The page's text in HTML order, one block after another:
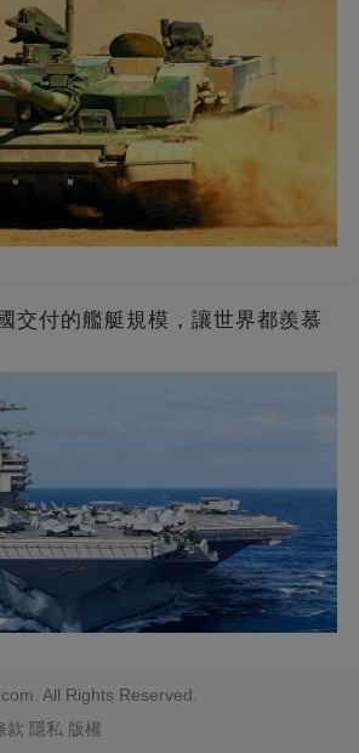
交付的艦艇規模，讓世界都羨慕
All Rights Reserved.
款 隱私 版權